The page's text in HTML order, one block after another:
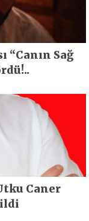
“Canın Sağ
Caner